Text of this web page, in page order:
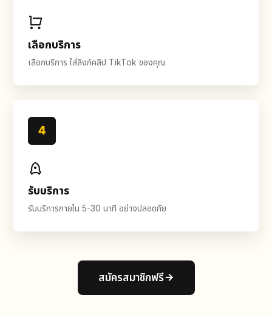
เลือกบริการ
เลือกบริการ ใส่ลิงก์คลิป TikTok ของคุณ
4
รับบริการ
รับบริการภายใน 5-30 นาที อย่างปลอดภัย
สมัครสมาชิกฟรี